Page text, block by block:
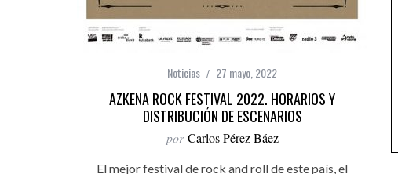
Noticias 27 mayo, 2022
AZKENA ROCK FESTIVAL 2022. HORARIOS Y
DISTRIBUCIÓN DE ESCENARIOS
por Carlos Pérez Báez
El mejor festival de rock and roll de este país, el